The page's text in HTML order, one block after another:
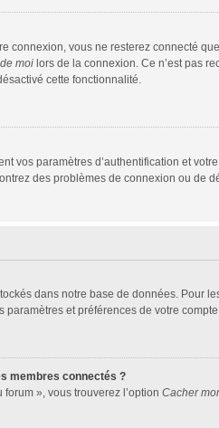
connexion, vous ne resterez connecté
moi lors de la connexion. Ce n’est pas
cette fonctionnalité.
vos paramètres d’authentification et
des problèmes de connexion ou de
dans notre base de données. Pour
et préférences de votre
membres connectés ?
», vous trouverez l’option Cacher